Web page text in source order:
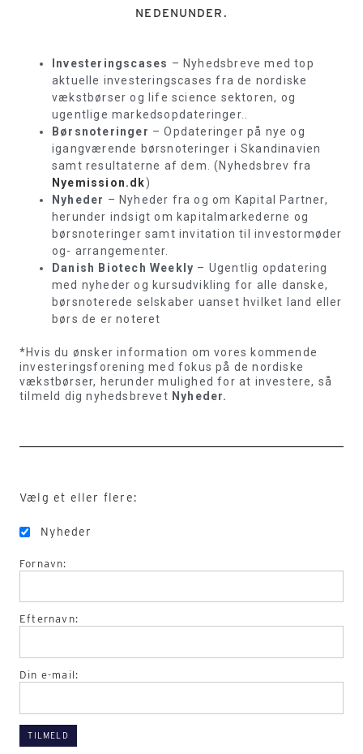
NEDENUNDER.
Investeringscases – Nyhedsbreve med top
aktuelle investeringscases fra de nordiske
vækstbørser og life science sektoren, og
ugentlige markedsopdateringer..
Børsnoteringer – Opdateringer på nye og
igangværende børsnoteringer i Skandinavien
samt resultaterne af dem. (Nyhedsbrev fra
Nyemission.dk)
Nyheder – Nyheder fra og om Kapital Partner,
herunder indsigt om kapitalmarkederne og
børsnoteringer samt invitation til investormøder
og- arrangementer.
Danish Biotech Weekly – Ugentlig opdatering
med nyheder og kursudvikling for alle danske,
børsnoterede selskaber uanset hvilket land eller
børs de er noteret
*Hvis du ønsker information om vores kommende
investeringsforening med fokus på de nordiske
vækstbørser, herunder mulighed for at investere, så
tilmeld dig nyhedsbrevet Nyheder.
Vælg et eller flere:
Nyheder
Fornavn:
Efternavn:
Din e-mail: